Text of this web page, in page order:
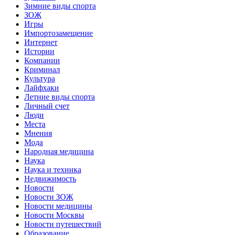
Зимние виды спорта
ЗОЖ
Игры
Импортозамещение
Интернет
Истории
Компании
Криминал
Культура
Лайфхаки
Летние виды спорта
Личный счет
Люди
Места
Мнения
Мода
Народная медицина
Наука
Наука и техника
Недвижимость
Новости
Новости ЗОЖ
Новости медицины
Новости Москвы
Новости путешествий